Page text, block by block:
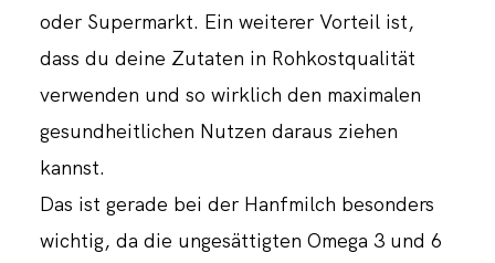
oder Supermarkt. Ein weiterer Vorteil ist,
dass du deine Zutaten in Rohkostqualität
verwenden und so wirklich den maximalen
gesundheitlichen Nutzen daraus ziehen
kannst.
Das ist gerade bei der Hanfmilch besonders
wichtig, da die ungesättigten Omega 3 und 6